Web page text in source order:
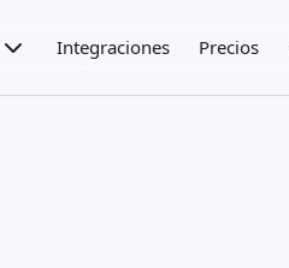
Integraciones Precios